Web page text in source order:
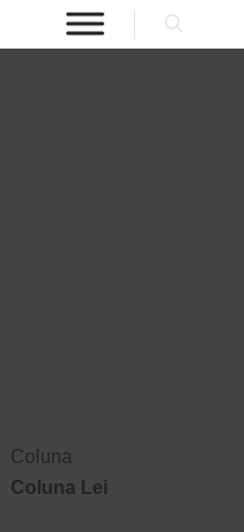
Coluna
Coluna Lei